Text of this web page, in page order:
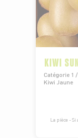
KIWI
Catégorie 1
Kiwi Jaune
La pièce -